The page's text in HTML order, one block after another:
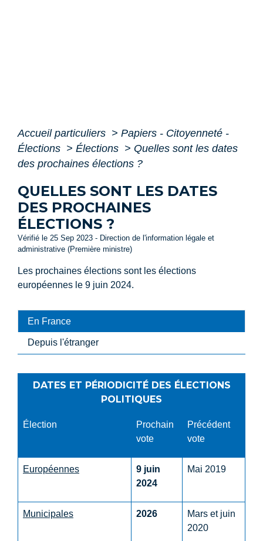
Accueil particuliers > Papiers - Citoyenneté -
Élections > Élections > Quelles sont les dates
des prochaines élections ?
QUELLES SONT LES DATES
DES PROCHAINES
ÉLECTIONS ?
Vérifié le 25 Sep 2023 - Direction de l'information légale et
administrative (Première ministre)
Les prochaines élections sont les élections
européennes le 9 juin 2024.
En France
Depuis l'étranger
DATES ET PÉRIODICITÉ DES ÉLECTIONS
POLITIQUES
Élection
Prochain
vote
Précédent
vote
Européennes
9 juin
2024
Mai 2019
Municipales 2026
Mars et juin
2020